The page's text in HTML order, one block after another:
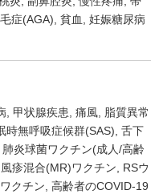
症(AGA) 貧血
妊娠糖尿病
甲状腺疾患 痛風 脂質異常
時無呼吸症候群(SAS) 舌下
肺炎球菌ワクチン(成人/高齢
疹混合(MR)ワクチン
RSウ
クチン 高齢者のCOVID-19